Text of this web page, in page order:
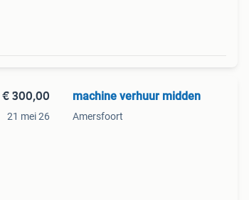
€ 300,00
21 mei 26
machine verhuur midden
Amersfoort